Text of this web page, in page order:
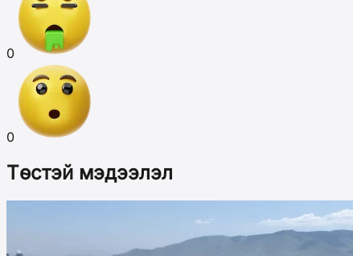
0
0
Төстэй мэдээлэл